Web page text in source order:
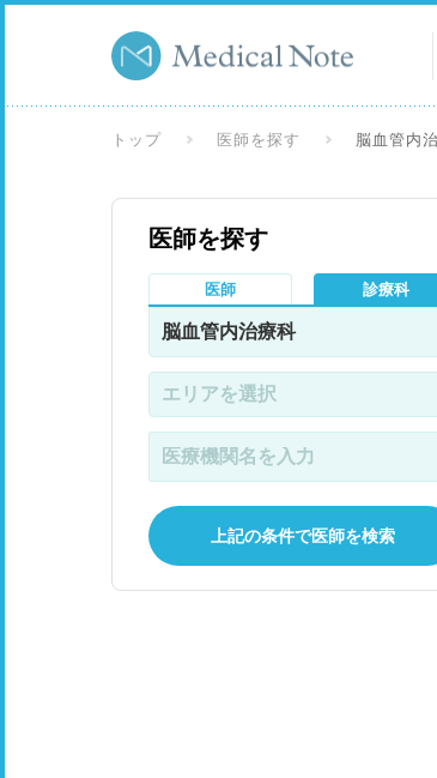
トップ 医師を探す 脳血管内
医師を探す
医師 診療科
上記の条件で医師を検索